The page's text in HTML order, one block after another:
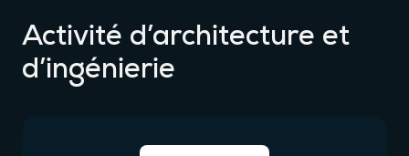
Activité d’architecture et
d’ingénierie